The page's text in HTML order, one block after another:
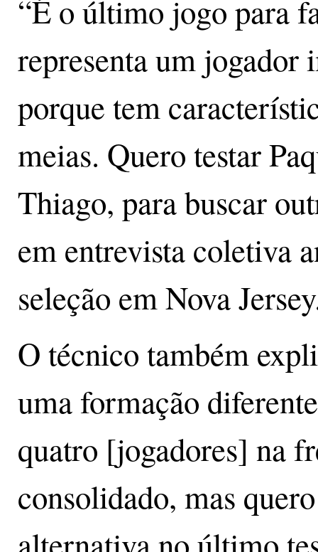
“É o último jogo para
representa um jogador
porque tem
meias. Quero testar
Thiago, para buscar
em entrevista coletiva
seleção em Nova
O técnico também
uma formação
quatro [jogadores] na
consolidado, mas